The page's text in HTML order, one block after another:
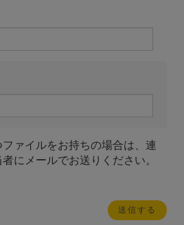
ファイルをお持ちの場合は、連
にメールでお送りください。